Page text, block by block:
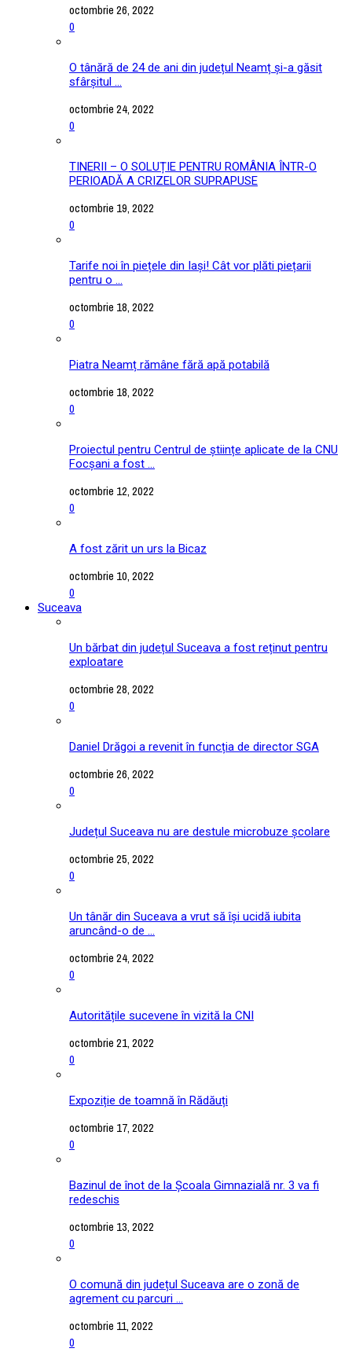
octombrie 26, 2022
0
O tânără de 24 de ani din județul Neamț și-a găsit
sfârșitul ...
octombrie 24, 2022
0
TINERII – O SOLUȚIE PENTRU ROMÂNIA ÎNTR-O
PERIOADĂ A CRIZELOR SUPRAPUSE
octombrie 19, 2022
0
Tarife noi în piețele din Iași! Cât vor plăti piețarii
pentru o ...
octombrie 18, 2022
0
Piatra Neamț rămâne fără apă potabilă
octombrie 18, 2022
0
Proiectul pentru Centrul de științe aplicate de la CNU
Focșani a fost ...
octombrie 12, 2022
0
A fost zărit un urs la Bicaz
octombrie 10, 2022
0
Suceava
Un bărbat din județul Suceava a fost reținut pentru
exploatare
octombrie 28, 2022
0
Daniel Drăgoi a revenit în funcția de director SGA
octombrie 26, 2022
0
Județul Suceava nu are destule microbuze școlare
octombrie 25, 2022
0
Un tânăr din Suceava a vrut să își ucidă iubita
aruncând-o de ...
octombrie 24, 2022
0
Autoritățile sucevene în vizită la CNI
octombrie 21, 2022
0
Expoziție de toamnă în Rădăuți
octombrie 17, 2022
0
Bazinul de înot de la Școala Gimnazială nr. 3 va fi
redeschis
octombrie 13, 2022
0
O comună din județul Suceava are o zonă de
agrement cu parcuri ...
octombrie 11, 2022
0